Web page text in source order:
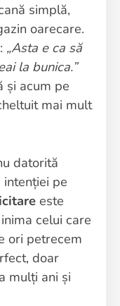
simplă,
oarecare.
„Asta e ca să
la bunica.”
și acum pe
mai mult
datorită
pe
este
celui care
ori petrecem
doar
mulți ani și